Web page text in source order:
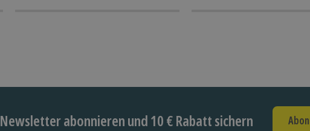
Newsletter abonnieren und 10 € Rabatt sichern